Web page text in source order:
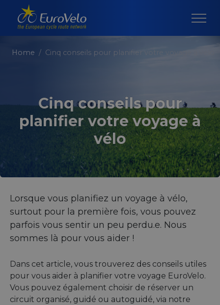
Home Cinq conseils pour planifier votre voyage à vélo
Cinq conseils pour
planifier votre voyage à
vélo
Lorsque vous planifiez un voyage à vélo,
surtout pour la première fois, vous pouvez
parfois vous sentir un peu perdu.e. Nous
sommes là pour vous aider !
Dans cet article, vous trouverez des conseils utiles
pour vous aider à planifier votre voyage EuroVelo.
Vous pouvez également choisir de réserver un
circuit organisé, guidé ou autoguidé, via notre